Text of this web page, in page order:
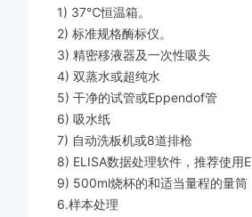
1) 37℃恒温箱。
2) 标准规格酶标仪。
3) 精密移液器及一次性吸头
4) 双蒸水或超纯水
5) 干净的试管或Eppendof管
6) 吸水纸
7) 自动洗板机或8道排枪
8) ELISA数据处理软件，推荐使用
9) 500ml烧杯的和适当量程的量筒
6.样本处理